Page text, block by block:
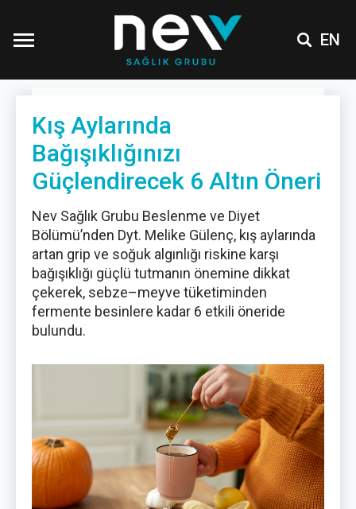
EN
Kış Aylarında
Bağışıklığınızı
Güçlendirecek 6 Altın Öneri
Nev Sağlık Grubu Beslenme ve Diyet
Bölümü’nden Dyt. Melike Gülenç, kış aylarında
artan grip ve soğuk algınlığı riskine karşı
bağışıklığı güçlü tutmanın önemine dikkat
çekerek, sebze–meyve tüketiminden
fermente besinlere kadar 6 etkili öneride
bulundu.